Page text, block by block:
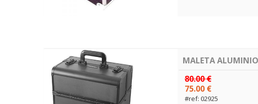
MALETA
80.00 €
75.00 €
#ref: 02925